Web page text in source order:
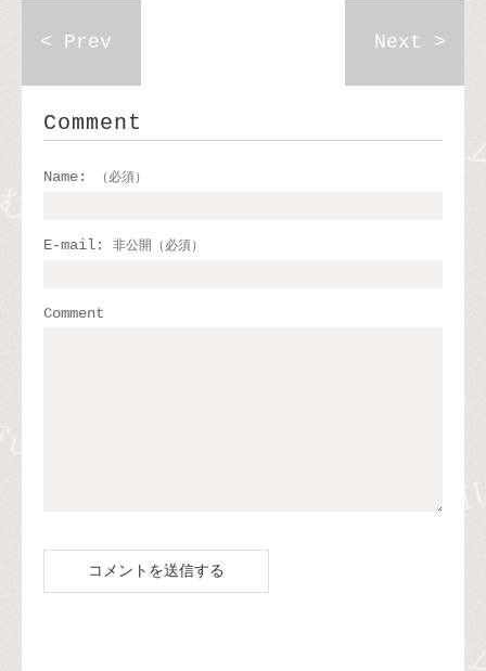
< Prev Next >
Comment
Name: （必須）
E-mail: 非公開（必須）
Comment